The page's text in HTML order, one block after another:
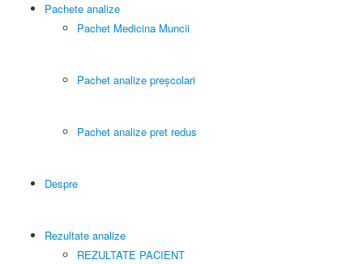
Pachete analize
Pachet Medicina Muncii
Pachet analize preșcolari
Pachet analize pret redus
Despre
Rezultate analize
REZULTATE PACIENT